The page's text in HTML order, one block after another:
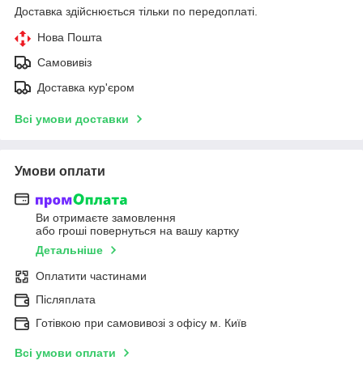
Доставка здійснюється тільки по передоплаті.
Нова Пошта
Самовивіз
Доставка кур'єром
Всі умови доставки
Умови оплати
Ви отримаєте замовлення
або гроші повернуться на вашу картку
Детальніше
Оплатити частинами
Післяплата
Готівкою при самовивозі з офісу м. Київ
Всі умови оплати